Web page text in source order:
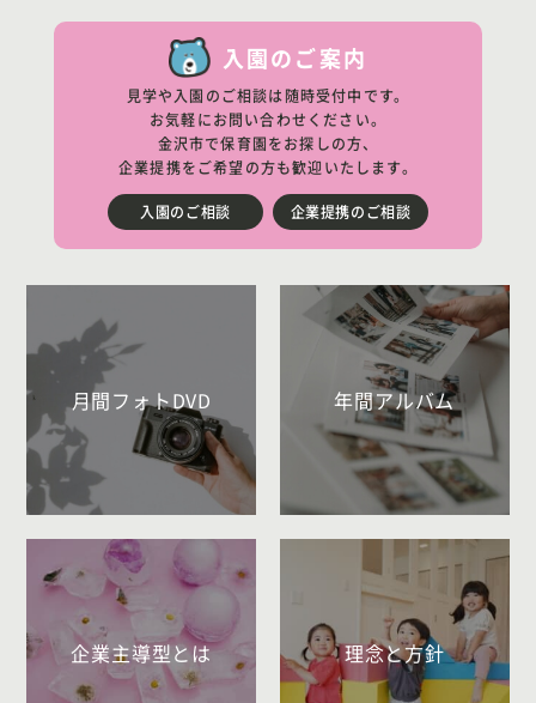
入園のご案内
見学や入園のご相談は随時受付中です。
お気軽にお問い合わせください。
金沢市で保育園をお探しの方、
企業提携をご希望の方も歓迎いたします。
入園のご相談 企業提携のご相談
月間フォトDVD 年間アルバム
企業主導型とは 理念と方針